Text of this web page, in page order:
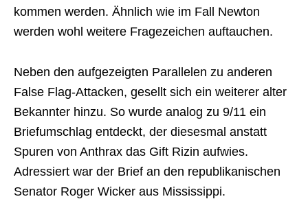
kommen werden. Ähnlich wie im Fall Newton
werden wohl weitere Fragezeichen auftauchen.
Neben den aufgezeigten Parallelen zu anderen
False Flag-Attacken, gesellt sich ein weiterer alter
Bekannter hinzu. So wurde analog zu 9/11 ein
Briefumschlag entdeckt, der diesesmal anstatt
Spuren von Anthrax das Gift Rizin aufwies.
Adressiert war der Brief an den republikanischen
Senator Roger Wicker aus Mississippi.